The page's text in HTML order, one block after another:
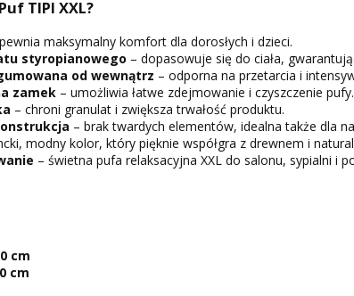
TIPI XXL?
maksymalny komfort dla dorosłych i dzieci.
styropianowego – dopasowuje się do ciała,
od wewnątrz – odporna na przetarcia i
zamek– umożliwia łatwe zdejmowanie i czyszczenie pufy.
– chroni granulat i zwiększa trwałość produktu.
– brak twardych elementów, idealna także dla
modny kolor, który pięknie współgra z drewnem i
– świetna pufa relaksacyjna XXL do salonu, sypialni i
cm
cm